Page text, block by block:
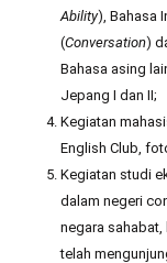
Ability), Bahasa
(Conversation)
Bahasa asing
Jepang I dan II;
Kegiatan
English Club,
Kegiatan studi
dalam negeri
negara
telah